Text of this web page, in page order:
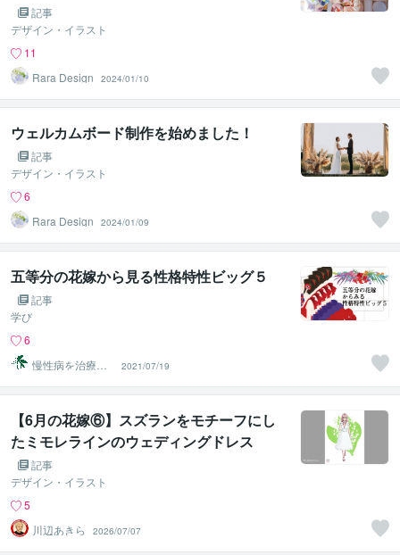
記事
デザイン・イラスト
11
Rara Design
2024/01/10
ウェルカムボード制作を始めました！
記事
デザイン・イラスト
6
Rara Design
2024/01/09
五等分の花嫁から見る性格特性ビッグ５
記事
学び
6
慢性病を治療す
るRyu
2021/07/19
【6月の花嫁⑥】スズランをモチーフにし
たミモレラインのウェディングドレス
記事
デザイン・イラスト
5
川辺あきら
2026/07/07